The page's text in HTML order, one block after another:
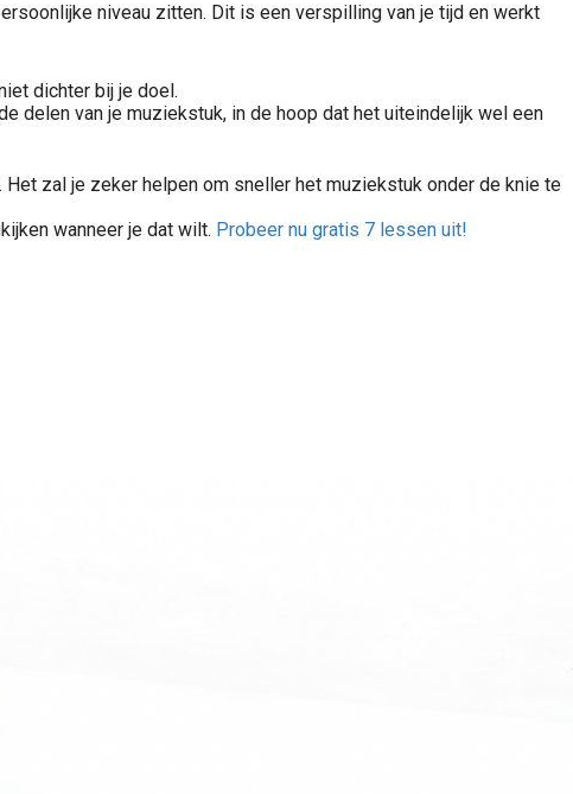
niveau zitten. Dit is een verspilling van je tijd en werkt
dichter bij je doel.
delen van je muziekstuk, in de hoop dat het uiteindelijk wel een
zal je zeker helpen om sneller het muziekstuk onder de knie te
wanneer je dat wilt. Probeer nu gratis 7 lessen uit!